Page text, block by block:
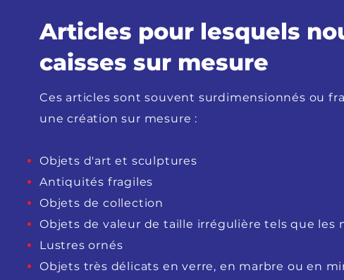
Articles pour lesquels
caisses sur mesure
Ces articles sont souvent surdimensionnés ou
une création sur mesure :
Objets d'art et sculptures
Antiquités fragiles
Objets de collection
Objets de valeur de taille irrégulière tels que les
Lustres ornés
Objets très délicats en verre, en marbre ou en